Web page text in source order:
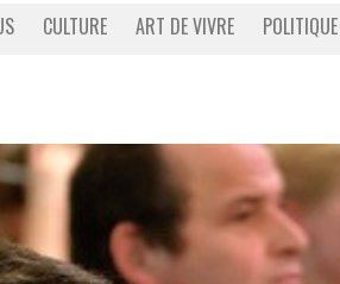
CULTURE ART DE VIVRE POLITIQUE